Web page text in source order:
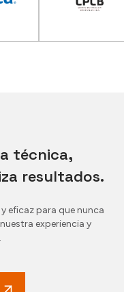
técnica,
resultados.
eficaz para que nunca
experiencia y